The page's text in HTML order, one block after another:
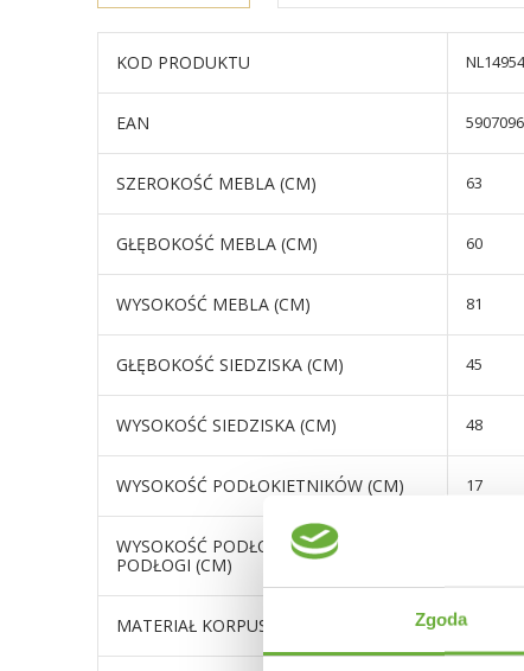
Zgoda
KOD PRODUKTU
EAN
SZEROKOŚĆ MEBLA (CM) 63
GŁĘBOKOŚĆ MEBLA (CM) 60
WYSOKOŚĆ MEBLA (CM) 81
GŁĘBOKOŚĆ SIEDZISKA (CM) 45
WYSOKOŚĆ SIEDZISKA (CM) 48
WYSOKOŚĆ PODŁOKIETNIKÓW (CM) 17
WYSOKOŚĆ PODŁOKIETNIKÓW OD
PODŁOGI (CM)
MATERIAŁ KORPUSU tkanina